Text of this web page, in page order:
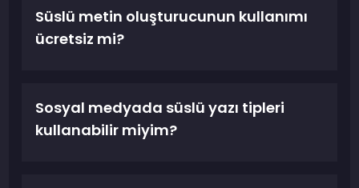
Süslü metin oluşturucunun kullanımı
ücretsiz mi?
Sosyal medyada süslü yazı tipleri
kullanabilir miyim?